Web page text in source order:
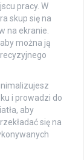
pracy. W
skup się na
na ekranie.
można ją
i prowadzi do
aby
się na